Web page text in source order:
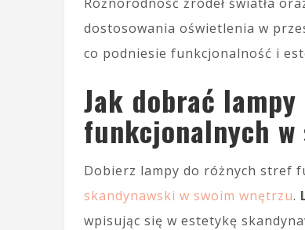
dostosowania oświetlenia w
co podniesie funkcjonalność i
Jak dobrać
funkcjonalnych
Dobierz lampy do różnych stref
skandynawski w swoim wnętrzu.
wpisując się w estetykę